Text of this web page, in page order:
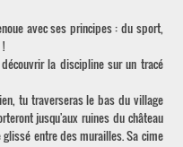
avec ses principes : du sport,
la discipline sur un tracé
tu traverseras le bas du village
jusqu'aux ruines du château
entre des murailles. Sa cime